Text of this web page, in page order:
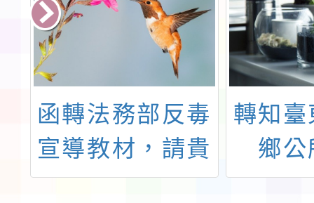
函轉法務部反毒
宣導教材，請貴
校運用各式集會
轉知
鄉公
「